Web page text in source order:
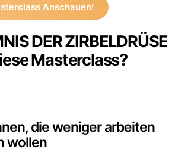
Anschauen!
DER ZIRBELDRÜSE​
Masterclass?
die weniger arbeiten
wollen